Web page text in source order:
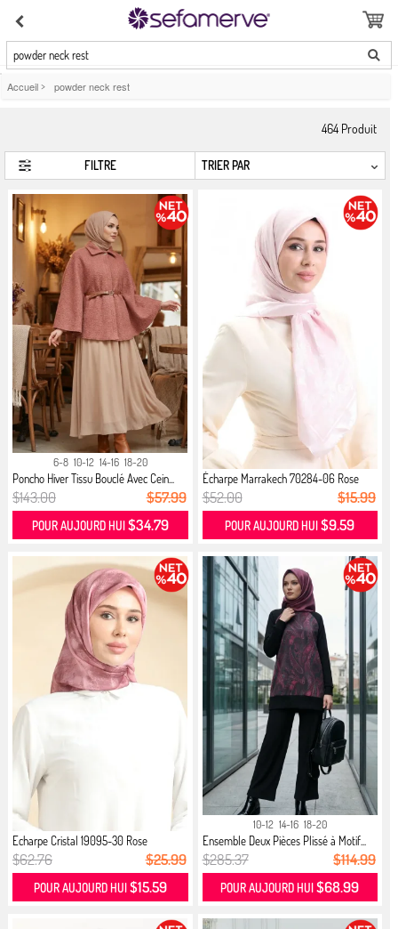
powder neck rest
Accueil > powder neck rest
464 Produit
FILTRE
6-8 10-12 14-16 18-20
Poncho Hiver Tissu Bouclé Avec Cein...
$143.00 $57.99
POUR AUJOURD HUI $34.79
Écharpe Marrakech 70284-06 Rose
$52.00 $15.99
POUR AUJOURD HUI$9.59
Echarpe Cristal 19095-30 Rose
$62.76 $25.99
POUR AUJOURD HUI$15.59
10-12 14-16 18-20
Ensemble Deux Pièces Plissé à Motif...
$285.37 $114.99
POUR AUJOURD HUI$68.99